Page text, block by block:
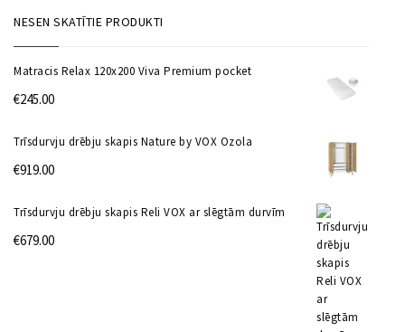
NESEN SKATĪTIE PRODUKTI
Matracis Relax 120x200 Viva Premium pocket
€245.00
Trīsdurvju drēbju skapis Nature by VOX Ozola
€919.00
Trīsdurvju drēbju skapis Reli VOX ar slēgtām durvīm
€679.00